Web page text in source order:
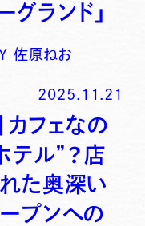
グランド」
佐原ねお
2025.11.21
カフェなの
テル”？店
た奥深い
プンへの